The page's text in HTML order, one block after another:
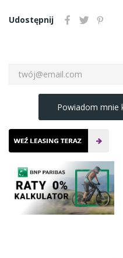
Udostępnij
Powiadom mnie